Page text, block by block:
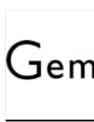
Skip
primary
navigation
Skip
content
Skip
primary
sidebar
Skip
footer